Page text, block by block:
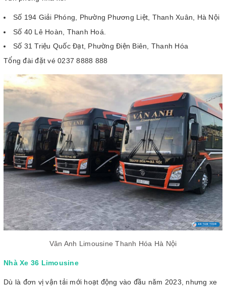
Số 194 Giải Phóng, Phường Phương Liệt, Thanh Xuân, Hà Nội
Số 40 Lê Hoàn, Thanh Hoá.
Số 31 Triệu Quốc Đạt, Phường Điện Biên, Thanh Hóa
Tổng đài đặt vé 0237 8888 888
Vân Anh Limousine Thanh Hóa Hà Nội
Nhà Xe 36 Limousine
Dù là đơn vị vận tải mới hoạt động vào đầu năm 2023, nhưng xe